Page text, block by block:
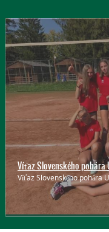
Hľadáme talenty
Páči sa ti volejbal? Chcela
sa ti zdá, že si príliš
kamarátkam! Ideálny šport =
Víťaz Slovenského pohára
Víťaz Slovenského pohára